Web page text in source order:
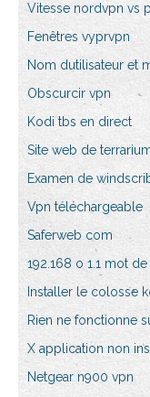
Vitesse nordvpn vs
Fenêtres vyprvpn
Nom dutilisateur et
Obscurcir vpn
Kodi tbs en direct
Site web de
Examen de
Vpn téléchargeable
Saferweb com
192.168 o 1.1 mot
Installer le colosse
Rien ne fonctionne
X application non
Netgear n900 vpn